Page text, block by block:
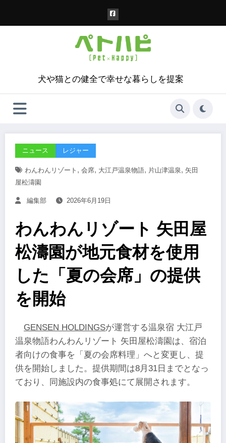
犬や猫との健全で幸せな暮らしを提案
ニュース レジャー
わんわんリゾート , 会席, 大江戸温泉物語, 片山津温泉, 矢田
屋松濤園
編集部 2026年6月19日
わんわんリゾート 矢田屋
松濤園が地元食材を使用
した「夏の会席」の提供
を開始
GENSEN HOLDINGSが運営する温泉宿 大江戸
温泉物語わんわんリゾート 矢田屋松濤園は、宿泊
者向けの食事を「夏の会席料理」へと変更し、提
供を開始しました。提供期間は8月31日までとなっ
ており、同施設内の食事処にて展開されます。